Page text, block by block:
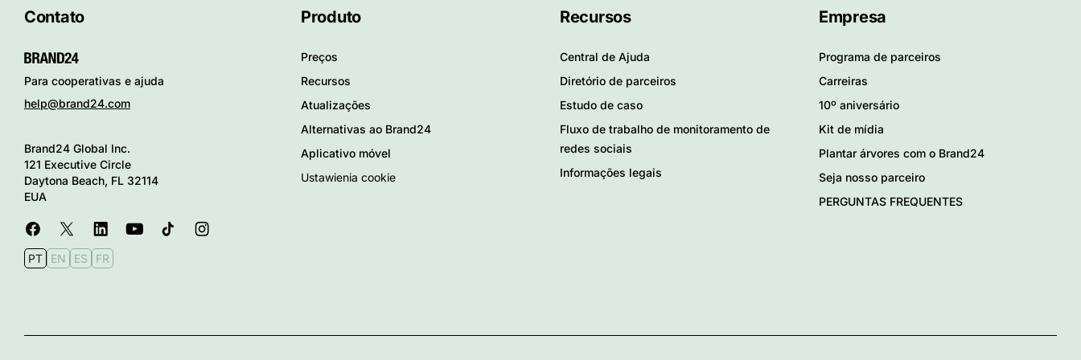
Contato
Para cooperativas e ajuda
help@brand24.com
Brand24 Global Inc.
121 Executive Circle
Daytona Beach, FL 32114
EUA
PT EN ES FR
Produto
Preços
Recursos
Atualizações
Alternativas ao Brand24
Aplicativo móvel
Ustawienia cookie
Recursos
Central de Ajuda
Diretório de parceiros
Estudo de caso
Fluxo de trabalho de monitoramento de
redes sociais
Informações legais
Empresa
Programa de parceiros
Carreiras
10º aniversário
Kit de mídia
Plantar árvores com o Brand24
Seja nosso parceiro
PERGUNTAS FREQUENTES